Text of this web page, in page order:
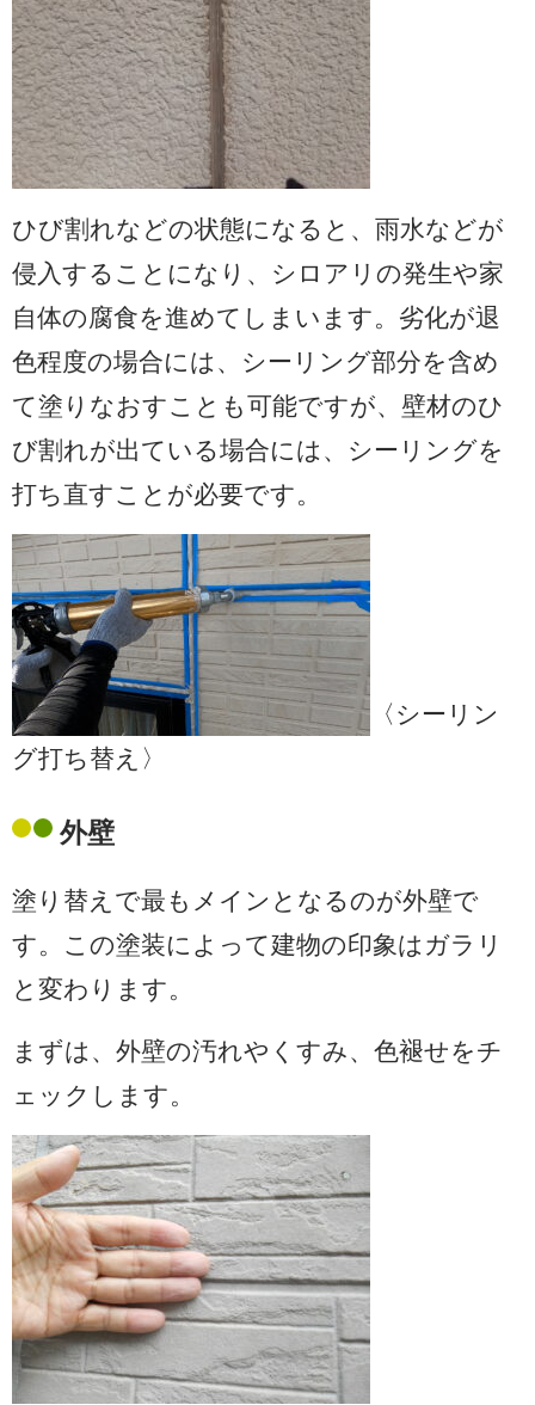
ひび割れなどの状態になると、雨水などが
侵入することになり、シロアリの発生や家
自体の腐食を進めてしまいます。劣化が退
色程度の場合には、シーリング部分を含め
て塗りなおすことも可能ですが、壁材のひ
び割れが出ている場合には、シーリングを
打ち直すことが必要です。
〈シーリン
グ打ち替え〉
外壁
塗り替えで最もメインとなるのが外壁で
す。この塗装によって建物の印象はガラリ
と変わります。
まずは、外壁の汚れやくすみ、色褪せをチ
ェックします。